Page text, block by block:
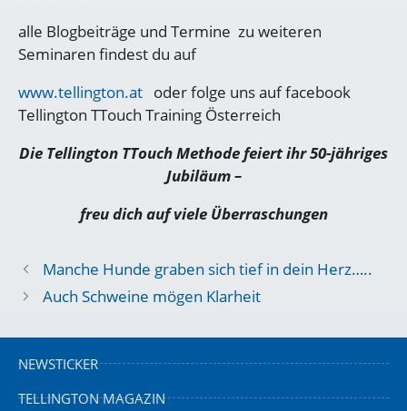
alle Blogbeiträge und Termine zu weiteren
Seminaren findest du auf
www.tellington.at oder folge uns auf facebook
Tellington TTouch Training Österreich
Die Tellington TTouch Methode feiert ihr 50-jähriges
Jubiläum –
freu dich auf viele Überraschungen
Manche Hunde graben sich tief in dein Herz…..
Auch Schweine mögen Klarheit
NEWSTICKER
TELLINGTON MAGAZIN